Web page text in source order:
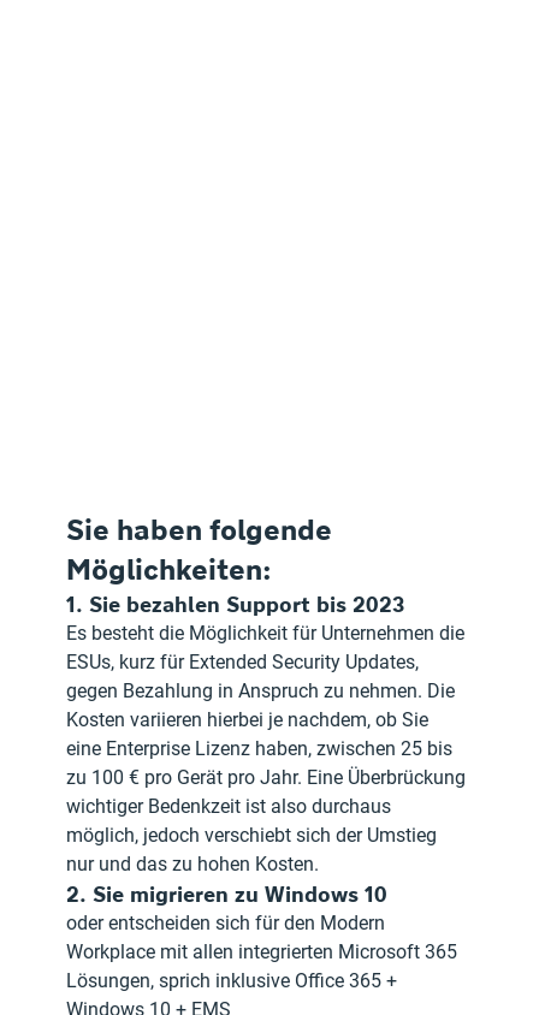
Sie haben folgende
Möglichkeiten:
1. Sie bezahlen Support bis 2023
Es besteht die Möglichkeit für Unternehmen die
ESUs, kurz für Extended Security Updates,
gegen Bezahlung in Anspruch zu nehmen. Die
Kosten variieren hierbei je nachdem, ob Sie
eine Enterprise Lizenz haben, zwischen 25 bis
zu 100 € pro Gerät pro Jahr. Eine Überbrückung
wichtiger Bedenkzeit ist also durchaus
möglich, jedoch verschiebt sich der Umstieg
nur und das zu hohen Kosten.
2. Sie migrieren zu Windows 10
oder entscheiden sich für den Modern
Workplace mit allen integrierten Microsoft 365
Lösungen, sprich inklusive Office 365 +
Windows 10 + EMS